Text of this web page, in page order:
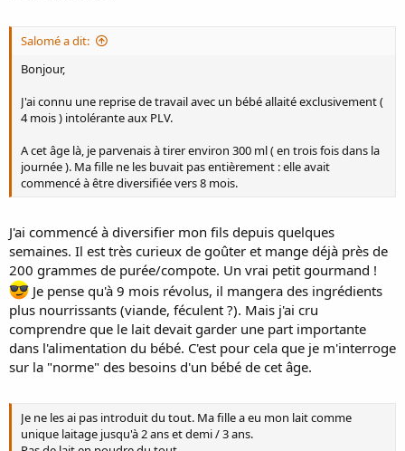
Salomé a dit:
Bonjour,
J'ai connu une reprise de travail avec un bébé allaité exclusivement (
4 mois ) intolérante aux PLV.
A cet âge là, je parvenais à tirer environ 300 ml ( en trois fois dans la
journée ). Ma fille ne les buvait pas entièrement : elle avait
commencé à être diversifiée vers 8 mois.
J'ai commencé à diversifier mon fils depuis quelques
semaines. Il est très curieux de goûter et mange déjà près de
200 grammes de purée/compote. Un vrai petit gourmand !
Je pense qu'à 9 mois révolus, il mangera des ingrédients
plus nourrissants (viande, féculent ?). Mais j'ai cru
comprendre que le lait devait garder une part importante
dans l'alimentation du bébé. C'est pour cela que je m'interroge
sur la "norme" des besoins d'un bébé de cet âge.
Je ne les ai pas introduit du tout. Ma fille a eu mon lait comme
unique laitage jusqu'à 2 ans et demi / 3 ans.